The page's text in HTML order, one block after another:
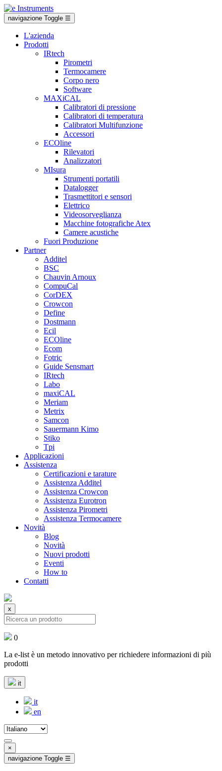
navigazione Toggle ☰
L'azienda
Prodotti
IRtech
Pirometri
Termocamere
Corpo nero
Software
MAXiCAL
Calibratori di pressione
Calibratori di temperatura
Calibratori Multifunzione
Accessori
ECOline
Rilevatori
Analizzatori
MIsura
Strumenti portatili
Datalogger
Trasmettitori e sensori
Elettrico
Videosorveglianza
Macchine fotografiche Atex
Camere acustiche
Fuori Produzione
Partner
Additel
BSC
Chauvin Arnoux
CompuCal
CorDEX
Crowcon
Define
Dostmann
Ecil
ECOline
Ecom
Fotric
Guide Sensmart
IRtech
Labo
maxiCAL
Meriam
Metrix
Samcon
Sauermann Kimo
Stiko
Tpi
Applicazioni
Assistenza
Certificazioni e tarature
Assistenza Additel
Assistenza Crowcon
Assistenza Eurotron
Assistenza Pirometri
Assistenza Termocamere
Novità
Blog
Novità
Nuovi prodotti
Eventi
How to
Contatti
x
0
La e-list è un metodo innovativo per richiedere informazioni di più
prodotti
it
it
en
×
navigazione Toggle ☰